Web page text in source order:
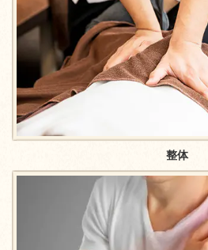
整体